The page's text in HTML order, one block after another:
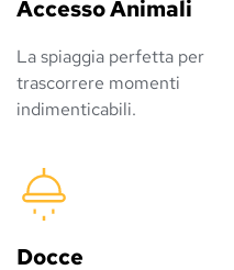
Accesso Animali
La spiaggia perfetta per
trascorrere momenti
indimenticabili.
Docce